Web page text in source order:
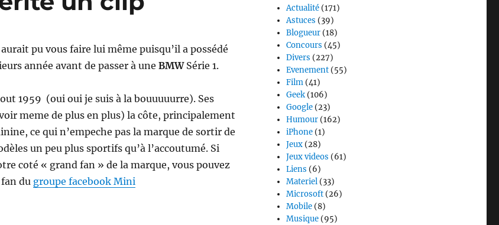
pu vous faire lui même puisqu’il a possédé
année avant de passer à une BMWSérie 1.
1959 (oui oui je suis à la bouuuuurre). Ses
meme de plus en plus) la côte, principalement
ce qui n’empeche pas la marque de sortir de
un peu plus sportifs qu’à l’accoutumé. Si
coté « grand fan » de la marque, vous pouvez
du groupe facebook Mini
Actualité (171)
Astuces (39)
Blogueur (18)
Concours (45)
Divers (227)
Evenement (55)
Film (41)
Geek (106)
Google (23)
Humour (162)
iPhone (1)
Jeux (28)
Jeux videos (61)
Liens (6)
Materiel (33)
Microsoft (26)
Mobile (8)
Musique (95)